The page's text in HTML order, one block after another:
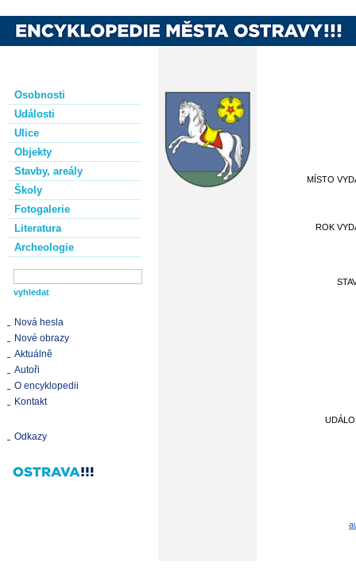
Osobnosti
Události
Ulice
Objekty
Stavby, areály
Školy
Fotogalerie
Literatura
Archeologie
Nová hesla
Nové obrazy
Aktuálně
Autoři
O encyklopedii
Kontakt
Odkazy
MÍSTO
ROK